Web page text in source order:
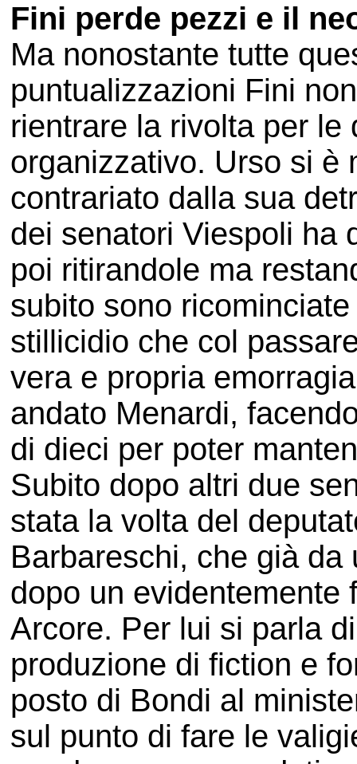
Fini perde pezzi e il
Ma nonostante tutte
puntualizzazioni Fini
rientrare la rivolta per
organizzativo. Urso si è
contrariato dalla sua
dei senatori Viespoli ha
poi ritirandole ma
subito sono
stillicidio che col
vera e propria
andato Menardi,
di dieci per poter
Subito dopo altri due
stata la volta del
Barbareschi, che già
dopo un evidentemente
Arcore. Per lui si parla
produzione di fiction e
posto di Bondi al
sul punto di fare le